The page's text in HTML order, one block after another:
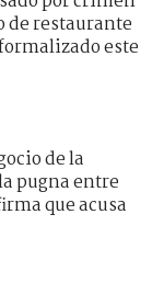
de restaurante
este
de la
pugna entre
que acusa